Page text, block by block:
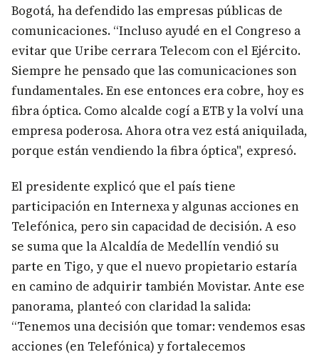
Bogotá, ha defendido las empresas públicas de
comunicaciones. “Incluso ayudé en el Congreso a
evitar que Uribe cerrara Telecom con el Ejército.
Siempre he pensado que las comunicaciones son
fundamentales. En ese entonces era cobre, hoy es
fibra óptica. Como alcalde cogí a ETB y la volví una
empresa poderosa. Ahora otra vez está aniquilada,
porque están vendiendo la fibra óptica", expresó.
El presidente explicó que el país tiene
participación en Internexa y algunas acciones en
Telefónica, pero sin capacidad de decisión. A eso
se suma que la Alcaldía de Medellín vendió su
parte en Tigo, y que el nuevo propietario estaría
en camino de adquirir también Movistar. Ante ese
panorama, planteó con claridad la salida:
“Tenemos una decisión que tomar: vendemos esas
acciones (en Telefónica) y fortalecemos